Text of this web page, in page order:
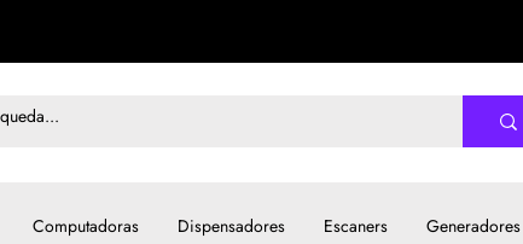
Computadoras Dispensadores Escaners Generadores